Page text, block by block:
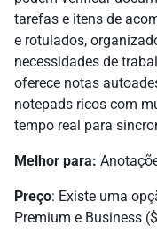
tarefas e itens de
e rotulados,
necessidades de
oferece notas
notepads ricos com
tempo real para
Melhor para:
Preço: Existe uma
Premium e Business